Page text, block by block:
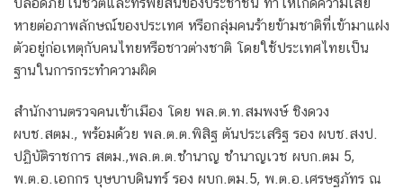
ปลอดภัยในชีวิตและทรัพย์สินของประชาชน ทำให้เกิดความเสีย
หายต่อภาพลักษณ์ของประเทศ หรือกลุ่มคนร้ายข้ามชาติที่เข้ามาแฝง
ตัวอยู่ก่อเหตุกับคนไทยหรือชาวต่างชาติ โดยใช้ประเทศไทยเป็น
ฐานในการกระทำความผิด
สำนักงานตรวจคนเข้าเมือง โดย พล.ต.ท.สมพงษ์ ชิงดวง
ผบช.สตม., พร้อมด้วย พล.ต.ต.พิสิฐ ตันประเสริฐ รอง ผบช.สงป.
ปฏิบัติราชการ สตม.,พล.ต.ต.ชำนาญ ชำนาญเวช ผบก.ตม 5,
พ.ต.อ.เอกกร บุษบาบดินทร์ รอง ผบก.ตม.5, พ.ต.อ.เศรษฐภัทร ณ